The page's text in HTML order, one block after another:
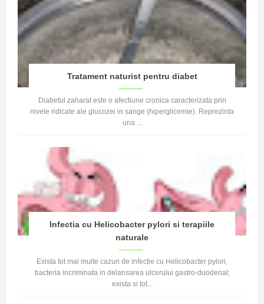
Tratament naturist pentru diabet
Diabetul zaharat este o afectiune cronica caracterizata prin
nivele ridicate ale glucozei in sange (hiperglicemie). Reprezinta
una ...
Infectia cu Helicobacter pylori si terapiile
naturale
Exista tot mai multe cazuri de infectie cu Helicobacter pylori,
bacteria incriminata in delansarea ulcerului gastro-duodenal;
exista si tot...